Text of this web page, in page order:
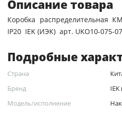
Описание товара
Коробка распределительная
IP20 IEK (ИЭК) арт. UKO10-075-
Подробные
Страна
Бренд
Модель/исполнение